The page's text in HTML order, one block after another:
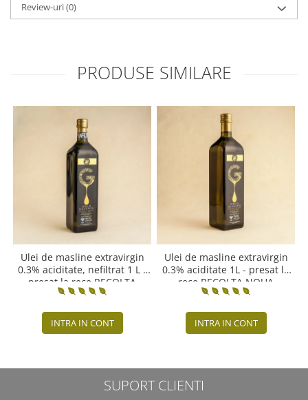
Review-uri(0)
PRODUSE SIMILARE
Ulei de masline extravirgin
0.3% aciditate, nefiltrat 1 L -
presat la rece RECOLTA
NOUA
INTRA IN CONT
Ulei de masline extravirgin
0.3% aciditate 1L - presat la
rece RECOLTA NOUA
INTRA IN CONT
SUPORT CLIENTI